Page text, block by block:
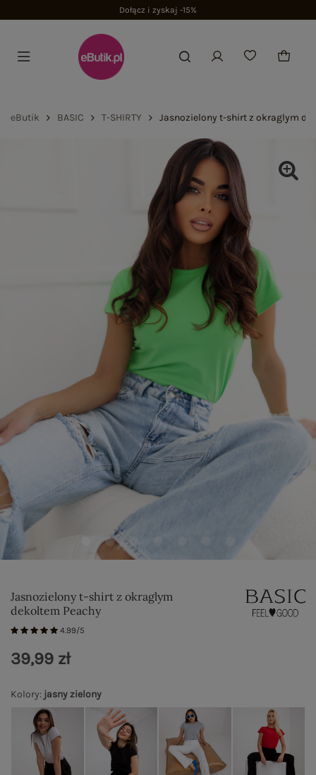
Dołącz i zyskaj -15%
eButik BASIC T-SHIRTY Jasnozielony t-shirt z okraglym
Jasnozielony t-shirt z okraglym
dekoltem Peachy
4.99/5
Kolory: jasny zielony
39,99 zł